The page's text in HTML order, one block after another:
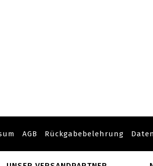
AGB Rückgabebelehrung